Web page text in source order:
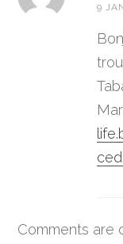
9
Comments are